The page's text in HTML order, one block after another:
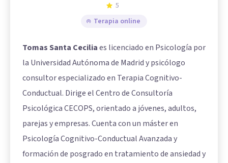
5
Terapia online
Tomas Santa Ceciliaes licenciado en Psicología por
la Universidad Autónoma de Madrid y psicólogo
consultor especializado en Terapia Cognitivo-
Conductual. Dirige el Centro de Consultoría
Psicológica CECOPS, orientado a jóvenes, adultos,
parejas y empresas. Cuenta con un máster en
Psicología Cognitivo-Conductual Avanzada y
formación de posgrado en tratamiento de ansiedad y